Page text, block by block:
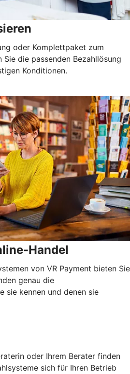
oder Komplettpaket zum
Sie die passenden Bezahllösung
Konditionen.
Handel
von VR Payment bieten Sie
genau die
sie kennen und denen sie
oder Ihrem Berater finden
sich für Ihren Betrieb